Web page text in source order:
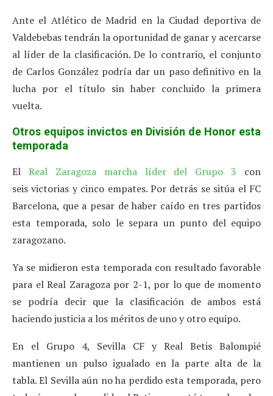
Ante el Atlético de Madrid en la Ciudad deportiva de
Valdebebas tendrán la oportunidad de ganar y acercarse
al líder de la clasificación. De lo contrario, el conjunto
de Carlos González podría dar un paso definitivo en la
lucha por el título sin haber concluido la primera
vuelta.
Otros equipos invictos en División de Honor esta
temporada
El Real Zaragoza marcha líder del Grupo 3 con
seis victorias y cinco empates. Por detrás se sitúa el FC
Barcelona, que a pesar de haber caído en tres partidos
esta temporada, solo le separa un punto del equipo
zaragozano.
Ya se midieron esta temporada con resultado favorable
para el Real Zaragoza por 2-1, por lo que de momento
se podría decir que la clasificación de ambos está
haciendo justicia a los méritos de uno y otro equipo.
En el Grupo 4, Sevilla CF y Real Betis Balompié
mantienen un pulso igualado en la parte alta de la
tabla. El Sevilla aún no ha perdido esta temporada, pero